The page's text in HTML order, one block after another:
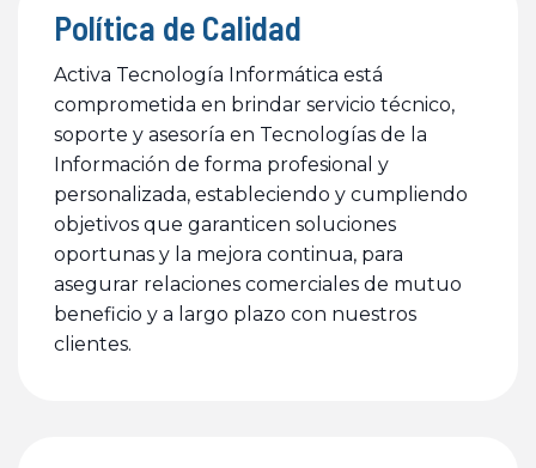
Política de Calidad
Activa Tecnología Informática está
comprometida en brindar servicio técnico,
soporte y asesoría en Tecnologías de la
Información de forma profesional y
personalizada, estableciendo y cumpliendo
objetivos que garanticen soluciones
oportunas y la mejora continua, para
asegurar relaciones comerciales de mutuo
beneficio y a largo plazo con nuestros
clientes.